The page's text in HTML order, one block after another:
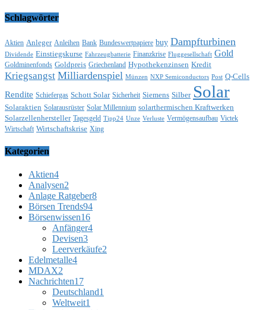
Schlagwörter
Aktien Anleger Anleihen Bank Bundeswertpapiere buy Dampfturbinen
Dividende Einstiegskurse Fahrzeugbatterie Finanzkrise Fluggesellschaft Gold
Goldminenfonds Goldpreis Griechenland Hypothekenzinsen Kredit
Kriegsangst Milliardenspiel Münzen NXP Semiconductors Post Q-Cells
Rendite Schiefergas Schott Solar Sicherheit Siemens Silber Solar
Solaraktien Solarausrüster Solar Millennium solarthermischen Kraftwerken
Solarzellenhersteller Tagesgeld Tipp24 Unze Verluste Vermögensaufbau Victek
Wirtschaft Wirtschaftskrise Xing
Kategorien
Aktien4
Analysen2
Anlage Ratgeber8
Börsen Trends94
Börsenwissen16
Anfänger4
Devisen3
Leerverkäufe2
Edelmetalle4
MDAX2
Nachrichten17
Deutschland1
Weltweit1